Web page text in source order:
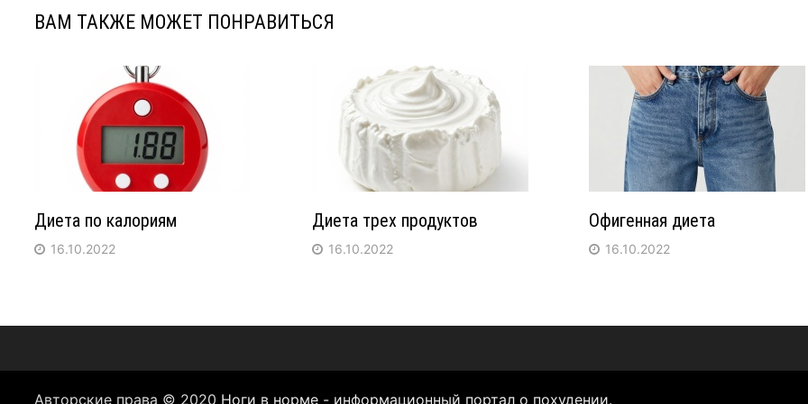
ВАМ ТАКЖЕ МОЖЕТ ПОНРАВИТЬСЯ
Диета по калориям
16.10.2022
Диета трех продуктов
16.10.2022
Офигенная диета
16.10.2022
Авторские права © 2020 Ноги в норме - информационный портал о похудении.